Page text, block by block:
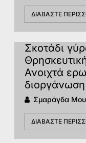
ΔΙΑΒΆΣΤΕ
Σκοτάδι
Ανοιχτά
διοργάνωση
Σμαράγδα
ΔΙΑΒΆΣΤΕ